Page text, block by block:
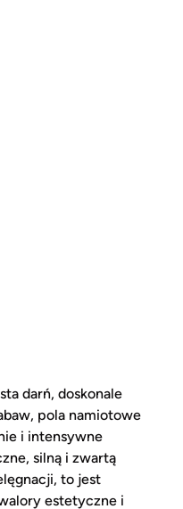
darń, doskonale
pola namiotowe
i intensywne
silną i zwartą
to jest
estetyczne i